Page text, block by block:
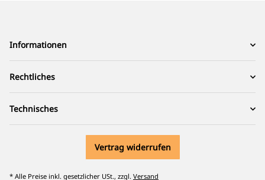
Informationen
Rechtliches
Technisches
Vertrag widerrufen
* Alle Preise inkl. gesetzlicher USt., zzgl. Versand